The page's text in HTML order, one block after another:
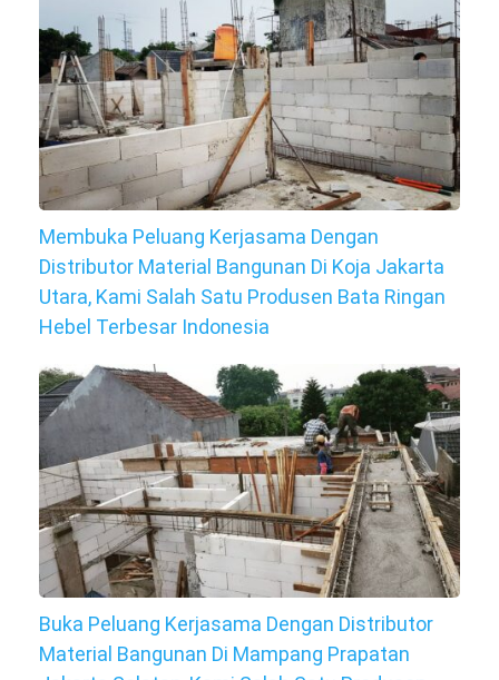
Membuka Peluang Kerjasama Dengan
Distributor Material Bangunan Di Koja Jakarta
Utara, Kami Salah Satu Produsen Bata Ringan
Hebel Terbesar Indonesia
Buka Peluang Kerjasama Dengan Distributor
Material Bangunan Di Mampang Prapatan